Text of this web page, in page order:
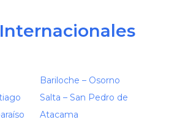
Internacionales
Bariloche – Osorno
Salta – San Pedro de
Atacama